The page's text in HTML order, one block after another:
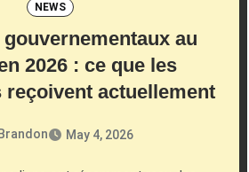
NEWS
au
2026 : ce que les
reçoivent actuellement
Brandon May 4, 2026